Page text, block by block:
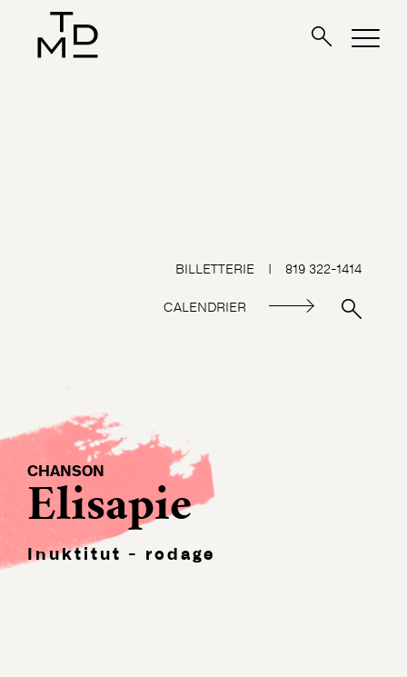
BILLETTERIE | 819 322-1414
CALENDRIER
CHANSON
Elisapie
Inuktitut - rodage